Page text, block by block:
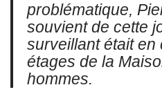
problématique,
souvient de cette
surveillant était en
étages de la
hommes.